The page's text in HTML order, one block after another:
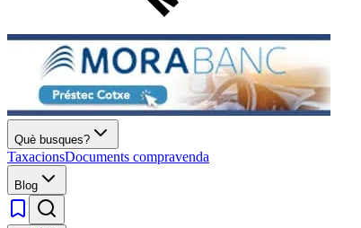
Què busques?
TaxacionsDocuments compravenda
Blog